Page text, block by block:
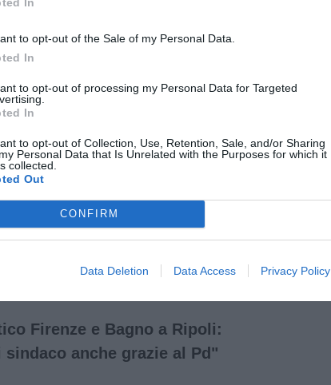
to opt-out of the Sale of my Personal Data.
In
to opt-out of processing my Personal Data for Targeted
In
to opt-out of Collection, Use, Retention, Sale, and/or Sharing
Personal Data that Is Unrelated with the Purposes for which it
collected.
Out
CONFIRM
Data Deletion Data Access Privacy Policy
iniziative per creare posti di lavoro, non ultimi i
case di moda nel suo territorio – prosegue
consenso nella sua città ma ha soprattutto un
da Bagno a Ripoli. Per me è una gioia
e nel Terzo Polo e sapere che torniamo a giocare
Francesco, questa è casa tua”.
regionale, Nicola Danti. “Francesco è il primo
capace di lasciare il segno di un’azione
– sottolinea Danti -. La sua visione, la
idee costituiranno per tutti noi un patrimonio
di rappresentare ancora di più l’idea di
che sta riscuotendo un successo sempre
Firenze e Bagno a Ripoli:
anche grazie al Pd"